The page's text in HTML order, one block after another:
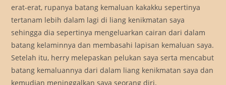
erat-erat, rupanya batang kemaluan kakakku sepertinya
tertanam lebih dalam lagi di liang kenikmatan saya
sehingga dia sepertinya mengeluarkan cairan dari dalam
batang kelaminnya dan membasahi lapisan kemaluan saya.
Setelah itu, herry melepaskan pelukan saya serta mencabut
batang kemaluannya dari dalam liang kenikmatan saya dan
kemudian meninggalkan saya seorang diri.